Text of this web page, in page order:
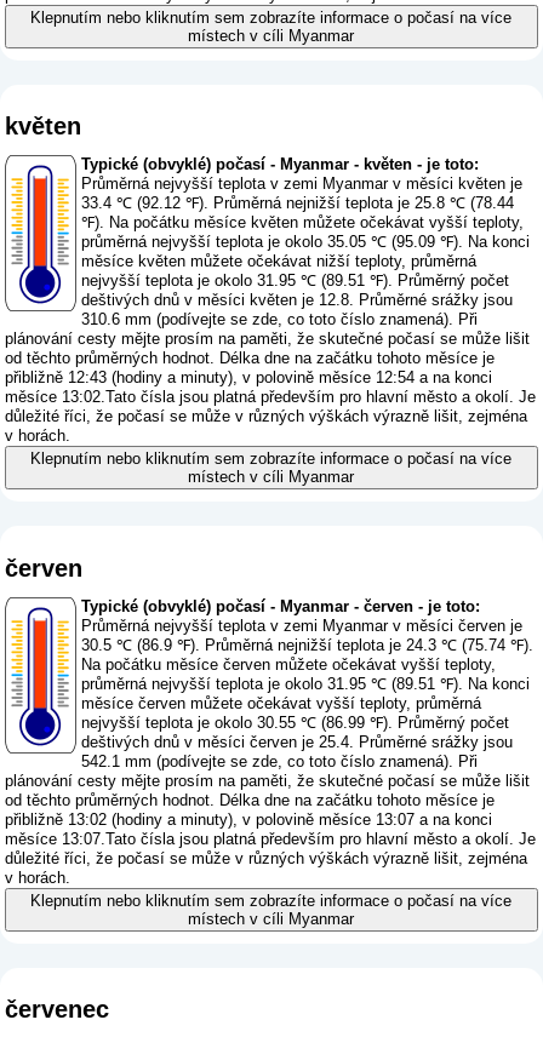
Klepnutím nebo kliknutím sem zobrazíte informace o počasí na více
místech v cíli Myanmar
květen
Typické (obvyklé) počasí - Myanmar - květen - je toto:
Průměrná nejvyšší teplota v zemi Myanmar v měsíci květen je
33.4 ℃ (92.12 ℉). Průměrná nejnižší teplota je 25.8 ℃ (78.44
℉). Na počátku měsíce květen můžete očekávat vyšší teploty,
průměrná nejvyšší teplota je okolo 35.05 ℃ (95.09 ℉). Na konci
měsíce květen můžete očekávat nižší teploty, průměrná
nejvyšší teplota je okolo 31.95 ℃ (89.51 ℉). Průměrný počet
deštivých dnů v měsíci květen je 12.8. Průměrné srážky jsou
310.6 mm (podívejte se zde, co toto číslo znamená). Při
plánování cesty mějte prosím na paměti, že skutečné počasí se může lišit
od těchto průměrných hodnot. Délka dne na začátku tohoto měsíce je
přibližně 12:43 (hodiny a minuty), v polovině měsíce 12:54 a na konci
měsíce 13:02.Tato čísla jsou platná především pro hlavní město a okolí. Je
důležité říci, že počasí se může v různých výškách výrazně lišit, zejména
v horách.
Klepnutím nebo kliknutím sem zobrazíte informace o počasí na více
místech v cíli Myanmar
červen
Typické (obvyklé) počasí - Myanmar - červen - je toto:
Průměrná nejvyšší teplota v zemi Myanmar v měsíci červen je
30.5 ℃ (86.9 ℉). Průměrná nejnižší teplota je 24.3 ℃ (75.74 ℉).
Na počátku měsíce červen můžete očekávat vyšší teploty,
průměrná nejvyšší teplota je okolo 31.95 ℃ (89.51 ℉). Na konci
měsíce červen můžete očekávat vyšší teploty, průměrná
nejvyšší teplota je okolo 30.55 ℃ (86.99 ℉). Průměrný počet
deštivých dnů v měsíci červen je 25.4. Průměrné srážky jsou
542.1 mm (podívejte se zde, co toto číslo znamená). Při
plánování cesty mějte prosím na paměti, že skutečné počasí se může lišit
od těchto průměrných hodnot. Délka dne na začátku tohoto měsíce je
přibližně 13:02 (hodiny a minuty), v polovině měsíce 13:07 a na konci
měsíce 13:07.Tato čísla jsou platná především pro hlavní město a okolí. Je
důležité říci, že počasí se může v různých výškách výrazně lišit, zejména
v horách.
Klepnutím nebo kliknutím sem zobrazíte informace o počasí na více
místech v cíli Myanmar
červenec